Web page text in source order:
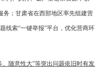
务；甘肃省在西部地区率先组建营
线索“一键举报”平台，优化营商环
随意性大”等突出问题依旧时有发